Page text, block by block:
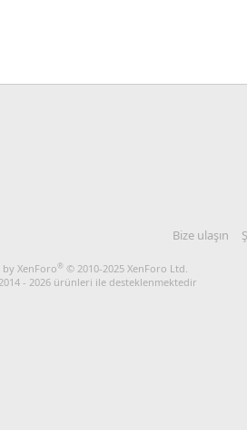
Bize ulaşın
XenForo® © 2010-2025 XenForo Ltd.
- 2026 ürünleri ile desteklenmektedir